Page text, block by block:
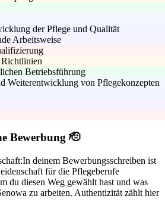
der Pflege und Qualität
Arbeitsweise
Betriebsführung
Weiterentwicklung von Pflegekonzepten
Bewerbung 🫡
In deinem Bewerbungsschreiben ist
für die Pflegeberufe
du diesen Weg gewählt hast und was
zu arbeiten. Authentizität zählt hier